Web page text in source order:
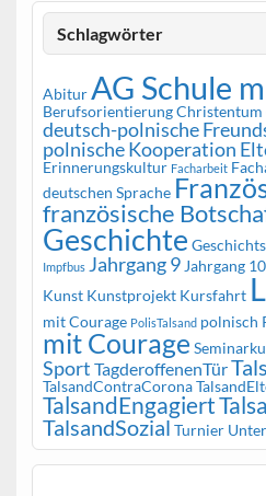
Schlagwörter
AbiturAG Schule
BerufsorientierungChristentum
deutsch-polnische
polnische Kooperation
Erinnerungskultur Facharbeit
deutschen Sprache
französische
Geschichte
Impfbus Jahrgang 9Jahrgang 10
Kunst Kunstprojekt Kursfahrt
mit Courage PolisTalsand polnisch
mit Courage
Sport TagderoffenenTür
TalsandContraCorona
TalsandEngagiert
TalsandSozial Turnier